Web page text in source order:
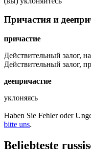
Причастия и
причастие
Действительный залог,
Действительный залог,
деепричастие
уклоняясь
Haben Sie Fehler oder
bitte uns.
Beliebteste